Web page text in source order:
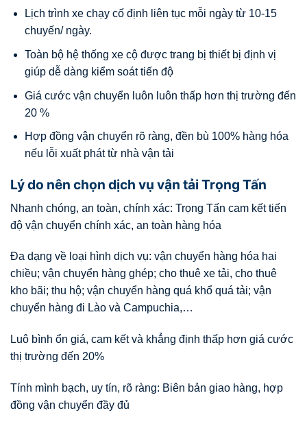
Lịch trình xe chạy cố định liên tục mỗi ngày từ 10-15
chuyến/ ngày.
Toàn bộ hệ thống xe cộ được trang bị thiết bị định vị
giúp dễ dàng kiểm soát tiến độ
Giá cước vận chuyển luôn luôn thấp hơn thị trường đến
20 %
Hợp đồng vận chuyển rõ ràng, đền bù 100% hàng hóa
nếu lỗi xuất phát từ nhà vận tải
Lý do nên chọn dịch vụ vận tải Trọng Tấn
Nhanh chóng, an toàn, chính xác: Trọng Tấn cam kết tiến
độ vận chuyển chính xác, an toàn hàng hóa
Đa dạng về loại hình dịch vụ: vận chuyển hàng hóa hai
chiều; vận chuyển hàng ghép; cho thuê xe tải, cho thuê
kho bãi; thu hộ; vận chuyển hàng quá khổ quá tải; vận
chuyển hàng đi Lào và Campuchia,…
Luô bình ổn giá, cam kết và khẳng định thấp hơn giá cước
thị trường đến 20%
Tính mình bạch, uy tín, rõ ràng: Biên bản giao hàng, hợp
đồng vận chuyển đầy đủ